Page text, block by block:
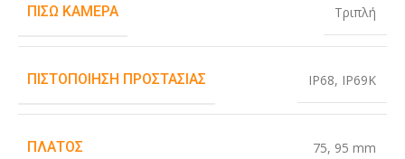
ΠΊΣΩ ΚΆΜΕΡΑ Τριπλή
ΠΙΣΤΟΠΟΊΗΣΗ ΠΡΟΣΤΑΣΊΑΣ IP68, IP69K
ΠΛΆΤΟΣ 75, 95 mm